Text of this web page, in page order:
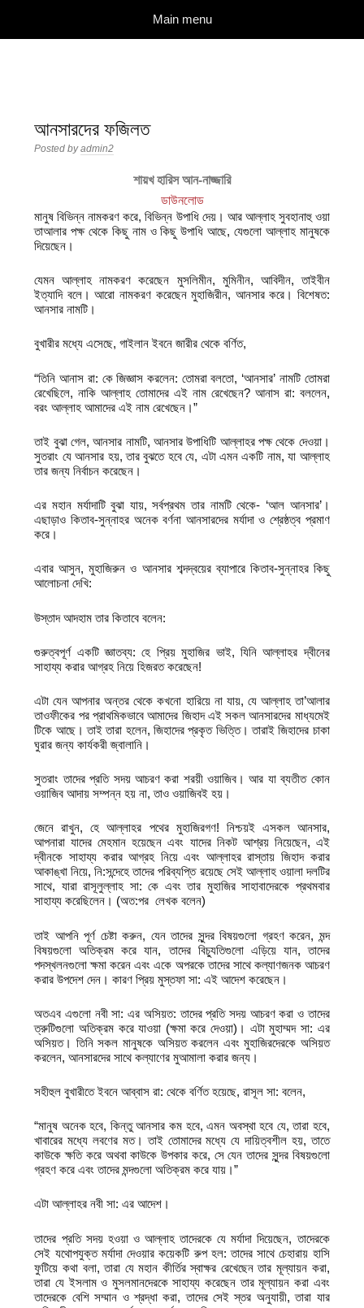
Main menu
আনসারদের ফজিলত
Posted byadmin2
শায়খ হারিস আন-নাজ্জারি
ডাউনলোড
মানুষ বিভিন্ন নামকরণ করে, বিভিন্ন উপাধি দেয়। আর আল্লাহ সুবহানাহু ওয়া
তাআলার পক্ষ থেকে কিছু নাম ও কিছু উপাধি আছে, যেগুলো আল্লাহ মানুষকে
দিয়েছেন।
যেমন আল্লাহ নামকরণ করেছেন মুসলিমীন, মুমিনীন, আবিদীন, তাইবীন
ইত্যাদি বলে। আরো নামকরণ করেছেন মুহাজিরীন, আনসার করে। বিশেষত:
আনসার নামটি।
বুখারীর মধ্যে এসেছে, গাইলান ইবনে জারীর থেকে বর্ণিত,
“তিনি আনাস রা: কে জিজ্ঞাস করলেন: তোমরা বলতো, ‘আনসার’ নামটি তোমরা
রেখেছিলে, নাকি আল্লাহ তোমাদের এই নাম রেখেছেন? আনাস রা: বললেন,
বরং আল্লাহ আমাদের এই নাম রেখেছেন।”
তাই বুঝা গেল, আনসার নামটি, আনসার উপাধিটি আল্লাহর পক্ষ থেকে দেওয়া।
সুতরাং যে আনসার হয়, তার বুঝতে হবে যে, এটা এমন একটি নাম, যা আল্লাহ
তার জন্য নির্বাচন করেছেন।
এর মহান মর্যাদাটি বুঝা যায়, সর্বপ্রথম তার নামটি থেকে- ‘আল আনসার’।
এছাড়াও কিতাব-সুন্নাহর অনেক বর্ণনা আনসারদের মর্যাদা ও শ্রেষ্ঠত্ব প্রমাণ
করে।
এবার আসুন, মুহাজিরুন ও আনসার শব্দদ্বয়ের ব্যাপারে কিতাব-সুন্নাহর কিছু
আলোচনা দেখি:
উস্তাদ আদহাম তার কিতাবে বলেন:
গুরুত্বপূর্ণ একটি জ্ঞাতব্য: হে প্রিয় মুহাজির ভাই, যিনি আল্লাহর দ্বীনের
সাহায্য করার আগ্রহ নিয়ে হিজরত করেছেন!
এটা যেন আপনার অন্তর থেকে কখনো হারিয়ে না যায়, যে আল্লাহ তা’আলার
তাওফীকের পর প্রাথমিকভাবে আমাদের জিহাদ এই সকল আনসারদের মাধ্যমেই
টিকে আছে। তাই তারা হলেন, জিহাদের প্রকৃত ভিত্তি। তারাই জিহাদের চাকা
ঘুরার জন্য কার্যকরী জ্বালানি।
সুতরাং তাদের প্রতি সদয় আচরণ করা শরয়ী ওয়াজিব। আর যা ব্যতীত কোন
ওয়াজিব আদায় সম্পন্ন হয় না, তাও ওয়াজিবই হয়।
জেনে রাখুন, হে আল্লাহর পথের মুহাজিরগণ! নিশ্চয়ই এসকল আনসার,
আপনারা যাদের মেহমান হয়েছেন এবং যাদের নিকট আশ্রয় নিয়েছেন, এই
দ্বীনকে সাহায্য করার আগ্রহ নিয়ে এবং আল্লাহর রাস্তায় জিহাদ করার
আকাঙ্খা নিয়ে, নি:সন্দেহে তাদের পরিব্যপ্তি রয়েছে সেই আল্লাহ ওয়ালা দলটির
সাথে, যারা রাসূলুল্লাহ সা: কে এবং তার মুহাজির সাহাবাদেরকে প্রথমবার
সাহায্য করেছিলেন। (অত:পর লেখক বলেন)
তাই আপনি পূর্ণ চেষ্টা করুন, যেন তাদের সুন্দর বিষয়গুলো গ্রহণ করেন, মন্দ
বিষয়গুলো অতিক্রম করে যান, তাদের বিচ্যুতিগুলো এড়িয়ে যান, তাদের
পদস্খলনগুলো ক্ষমা করেন এবং একে অপরকে তাদের সাথে কল্যাণজনক আচরণ
করার উপদেশ দেন। কারণ প্রিয় মুস্তফা সা: এই আদেশ করেছেন।
অতএব এগুলো নবী সা: এর অসিয়ত: তাদের প্রতি সদয় আচরণ করা ও তাদের
ত্রুটিগুলো অতিক্রম করে যাওয়া (ক্ষমা করে দেওয়া)। এটা মুহাম্মদ সা: এর
অসিয়ত। তিনি সকল মানুষকে অসিয়ত করলেন এবং মুহাজিরদেরকে অসিয়ত
করলেন, আনসারদের সাথে কল্যাণের মুআমালা করার জন্য।
সহীহুল বুখারীতে ইবনে আব্বাস রা: থেকে বর্ণিত হয়েছে, রাসূল সা: বলেন,
“মানুষ অনেক হবে, কিন্তু আনসার কম হবে, এমন অবস্থা হবে যে, তারা হবে,
খাবারের মধ্যে লবণের মত। তাই তোমাদের মধ্যে যে দায়িত্বশীল হয়, তাতে
কাউকে ক্ষতি করে অথবা কাউকে উপকার করে, সে যেন তাদের সুন্দর বিষয়গুলো
গ্রহণ করে এবং তাদের মন্দগুলো অতিক্রম করে যায়।”
এটা আল্লাহর নবী সা: এর আদেশ।
তাদের প্রতি সদয় হওয়া ও আল্লাহ তাদেরকে যে মর্যাদা দিয়েছেন, তাদেরকে
সেই যথোপযুক্ত মর্যাদা দেওয়ার কয়েকটি রুপ হল: তাদের সাথে চেহারায় হাসি
ফুটিয়ে কথা বলা, তারা যে মহান কীর্তির স্বাক্ষর রেখেছেন তার মূল্যায়ন করা,
তারা যে ইসলাম ও মুসলমানদেরকে সাহায্য করেছেন তার মূল্যায়ন করা এবং
তাদেরকে বেশি সম্মান ও শ্রদ্ধা করা, তাদের সেই স্তর অনুযায়ী, তারা যার